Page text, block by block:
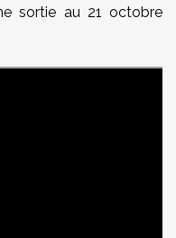
sortie au 21 octobre